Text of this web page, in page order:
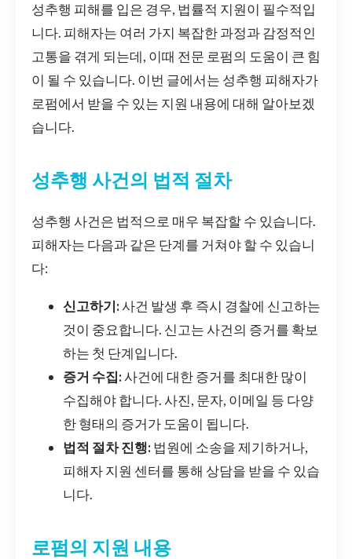
성추행 피해를 입은 경우, 법률적 지원이 필수적입
니다. 피해자는 여러 가지 복잡한 과정과 감정적인
고통을 겪게 되는데, 이때 전문 로펌의 도움이 큰 힘
이 될 수 있습니다. 이번 글에서는 성추행 피해자가
로펌에서 받을 수 있는 지원 내용에 대해 알아보겠
습니다.
성추행 사건의 법적 절차
성추행 사건은 법적으로 매우 복잡할 수 있습니다.
피해자는 다음과 같은 단계를 거쳐야 할 수 있습니
다:
신고하기:사건 발생 후 즉시 경찰에 신고하는
것이 중요합니다. 신고는 사건의 증거를 확보
하는 첫 단계입니다.
증거 수집:사건에 대한 증거를 최대한 많이
수집해야 합니다. 사진, 문자, 이메일 등 다양
한 형태의 증거가 도움이 됩니다.
법적 절차 진행: 법원에 소송을 제기하거나,
피해자 지원 센터를 통해 상담을 받을 수 있습
니다.
로펌의 지원 내용